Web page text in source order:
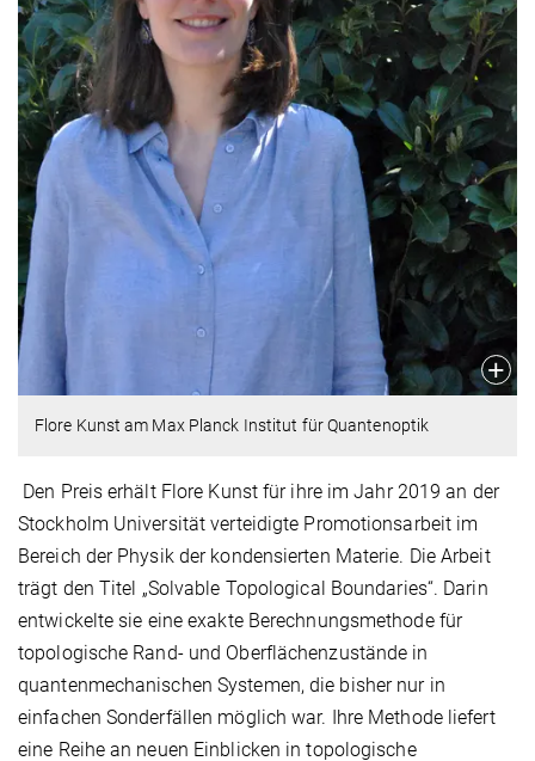
Flore Kunst am Max Planck Institut für Quantenoptik
Den Preis erhält Flore Kunst für ihre im Jahr 2019 an der
Stockholm Universität verteidigte Promotionsarbeit im
Bereich der Physik der kondensierten Materie. Die Arbeit
trägt den Titel „Solvable Topological Boundaries“. Darin
entwickelte sie eine exakte Berechnungsmethode für
topologische Rand- und Oberflächenzustände in
quantenmechanischen Systemen, die bisher nur in
einfachen Sonderfällen möglich war. Ihre Methode liefert
eine Reihe an neuen Einblicken in topologische